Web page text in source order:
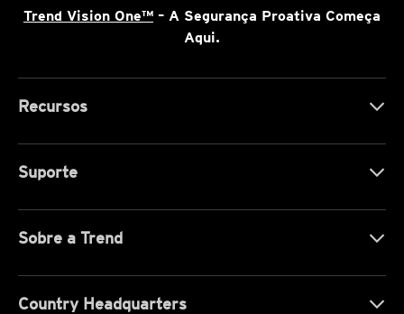
Trend Vision One™ – A Segurança Proativa Começa
Aqui.
Recursos
Suporte
Sobre a Trend
Country Headquarters